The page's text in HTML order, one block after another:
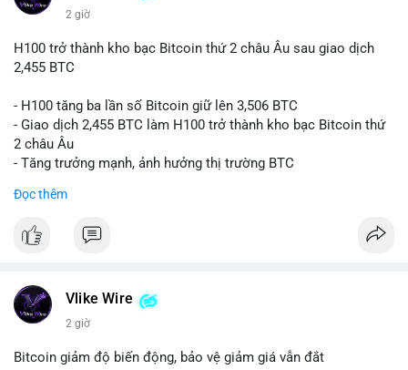
2 giờ
H100 trở thành kho bạc Bitcoin thứ 2 châu Âu sau giao dịch
2,455 BTC
- H100 tăng ba lần số Bitcoin giữ lên 3,506 BTC
- Giao dịch 2,455 BTC làm H100 trở thành kho bạc Bitcoin thứ
2 châu Âu
- Tăng trưởng mạnh, ảnh hưởng thị trường BTC
#binancesquare
$btc
📰 Nguồn: Cointelegraph
Đọc thêm
Vlike Wire
2 giờ
Bitcoin giảm độ biến động, bảo vệ giảm giá vẫn đắt